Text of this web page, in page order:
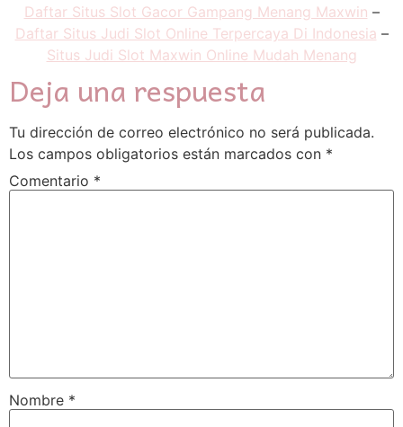
Daftar Situs Slot Gacor Gampang Menang Maxwin –
Daftar Situs Judi Slot Online Terpercaya Di Indonesia –
Situs Judi Slot Maxwin Online Mudah Menang
Deja una respuesta
Tu dirección de correo electrónico no será publicada.
Los campos obligatorios están marcados con *
Comentario *
Nombre *